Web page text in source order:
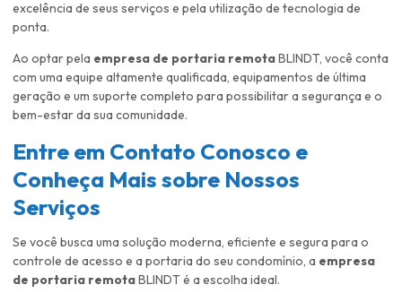
excelência de seus serviços e pela utilização de tecnologia de
ponta.
Ao optar pela empresa de portaria remotaBLINDT, você conta
com uma equipe altamente qualificada, equipamentos de última
geração e um suporte completo para possibilitar a segurança e o
bem-estar da sua comunidade.
Entre em Contato Conosco e
Conheça Mais sobre Nossos
Serviços
Se você busca uma solução moderna, eficiente e segura para o
controle de acesso e a portaria do seu condomínio, a empresa
de portaria remotaBLINDT é a escolha ideal.